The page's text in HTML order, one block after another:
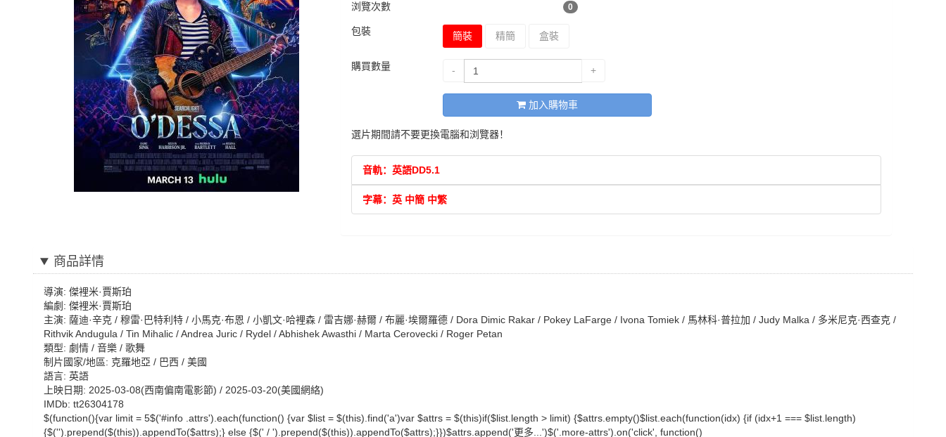
浏覽次數 0
包裝 簡裝 精簡 盒裝
購買數量 - +
加入購物車
選片期間請不要更換電腦和浏覽器！
音軌：英語DD5.1
字幕：英 中簡 中繁
商品詳情
導演: 傑裡米·賈斯珀
編劇: 傑裡米·賈斯珀
主演: 薩迪·辛克 / 穆雷·巴特利特 / 小馬克·布恩 / 小凱文·哈裡森 / 雷吉娜·赫爾 / 布麗·埃爾羅德 / Dora Dimic Rakar / Pokey LaFarge / Ivona Tomiek / 馬林科·普拉加 / Judy Malka / 多米尼克·西查克 /
Rithvik Andugula / Tin Mihalic / Andrea Juric / Rydel / Abhishek Awasthi / Marta Cerovecki / Roger Petan
類型: 劇情 / 音樂 / 歌舞
制片國家/地區: 克羅地亞 / 巴西 / 美國
語言: 英語
上映日期: 2025-03-08(西南偏南電影節) / 2025-03-20(美國網絡)
IMDb: tt26304178
$(function(){var limit = 5$('#info .attrs').each(function() {var $list = $(this).find('a')var $attrs = $(this)if($list.length > limit) {$attrs.empty()$list.each(function(idx) {if (idx+1 === $list.length)
{$('').prepend($(this)).appendTo($attrs);} else {$(' / ').prepend($(this)).appendTo($attrs);}})$attrs.append('更多...')$('.more-attrs').on('click', function()